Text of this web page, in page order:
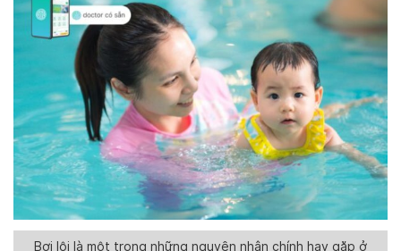
Bơi lội là một trong những nguyên nhân chính hay gặp ở